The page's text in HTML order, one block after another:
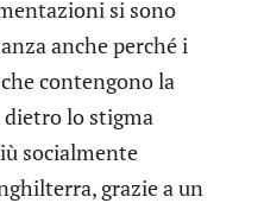
si sono
anche perché i
contengono la
lo stigma
socialmente
grazie a un